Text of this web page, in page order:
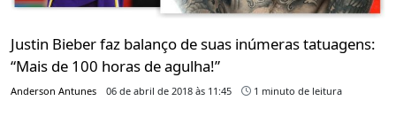
Justin Bieber faz balanço de suas inúmeras tatuagens:
“Mais de 100 horas de agulha!”
Anderson Antunes 06 de abril de 2018 às 11:45 1 minuto de leitura